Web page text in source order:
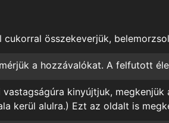
összekeverjük,
a hozzávalókat. A felfutott
kinyújtjuk,
kerül alulra.) Ezt az oldalt is